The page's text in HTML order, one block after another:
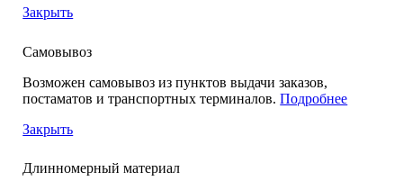
Закрыть
Самовывоз
Возможен самовывоз из пунктов выдачи заказов,
постаматов и транспортных терминалов.Подробнее
Закрыть
Длинномерный материал